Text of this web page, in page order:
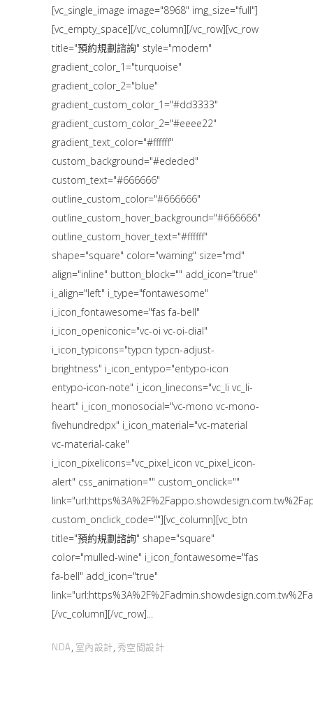
[vc_single_image image="8968" img_size="full"]
[vc_empty_space][/vc_column][/vc_row][vc_row
title="預約規劃諮詢" style="modern"
gradient_color_1="turquoise"
gradient_color_2="blue"
gradient_custom_color_1="#dd3333"
gradient_custom_color_2="#eeee22"
gradient_text_color="#ffffff"
custom_background="#ededed"
custom_text="#666666"
outline_custom_color="#666666"
outline_custom_hover_background="#666666"
outline_custom_hover_text="#ffffff"
shape="square" color="warning" size="md"
align="inline" button_block="" add_icon="true"
i_align="left" i_type="fontawesome"
i_icon_fontawesome="fas fa-bell"
i_icon_openiconic="vc-oi vc-oi-dial"
i_icon_typicons="typcn typcn-adjust-
brightness" i_icon_entypo="entypo-icon
entypo-icon-note" i_icon_linecons="vc_li vc_li-
heart" i_icon_monosocial="vc-mono vc-mono-
fivehundredpx" i_icon_material="vc-material
vc-material-cake"
i_icon_pixelicons="vc_pixel_icon vc_pixel_icon-
alert" css_animation="" custom_onclick=""
custom_onclick_code=""][vc_column][vc_btn
title="預約規劃諮詢" shape="square"
color="mulled-wine" i_icon_fontawesome="fas
fa-bell" add_icon="true"
[/vc_column][/vc_row]
NDA, 室內設計, 秀空間設計